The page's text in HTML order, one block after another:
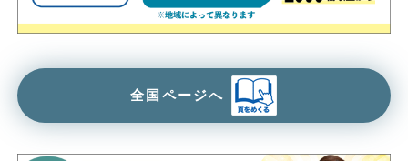
全国ページへ